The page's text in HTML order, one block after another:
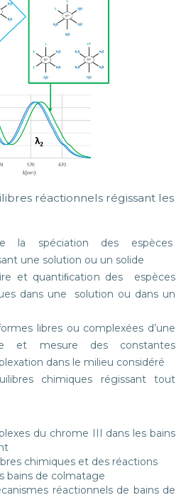
réactionnels régissant les
la spéciation des espèces
une solution ou un solide
et quantiﬁcation des espèces
dans une solution ou dans un
libres ou complexées d’une
et mesure des constantes
dans le milieu considéré
chimiques régissant tout
du chrome III dans les bains
chimiques et des réactions
bains de colmatage
réactionnels de bains de